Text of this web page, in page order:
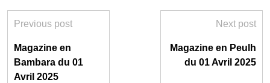
Previous post
Magazine en
Bambara du 01
Avril 2025
Next post
Magazine en Peulh
du 01 Avril 2025